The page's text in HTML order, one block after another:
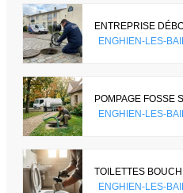
ENTREPRISE
ENGHIEN-LES-
POMPAGE FOSSE
ENGHIEN-LES-
TOILETTES
ENGHIEN-LES-